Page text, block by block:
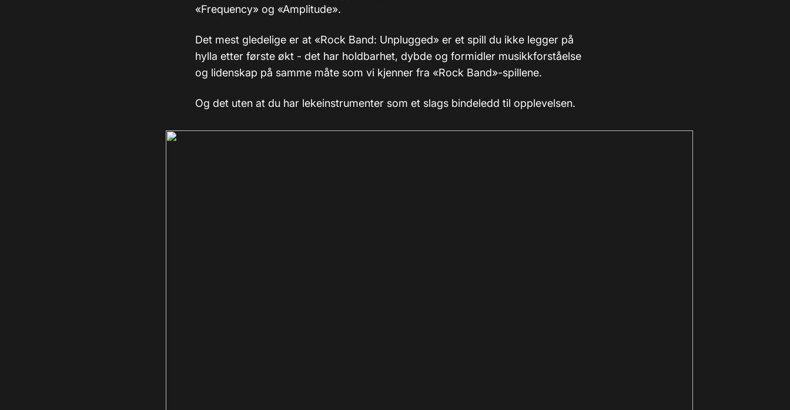
«Frequency» og «Amplitude».
Det mest gledelige er at «Rock Band: Unplugged» er et spill du ikke legger på
hylla etter første økt - det har holdbarhet, dybde og formidler musikkforståelse
og lidenskap på samme måte som vi kjenner fra «Rock Band»-spillene.
Og det uten at du har lekeinstrumenter som et slags bindeledd til opplevelsen.